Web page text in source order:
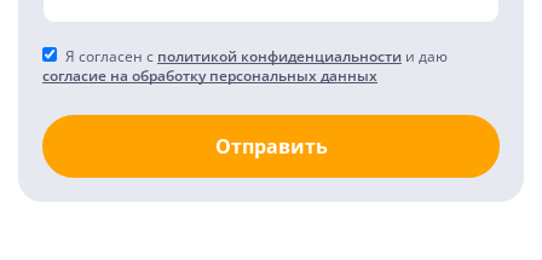
Я согласен с политикой конфиденциальности и даю
согласие на обработку персональных данных
Отправить